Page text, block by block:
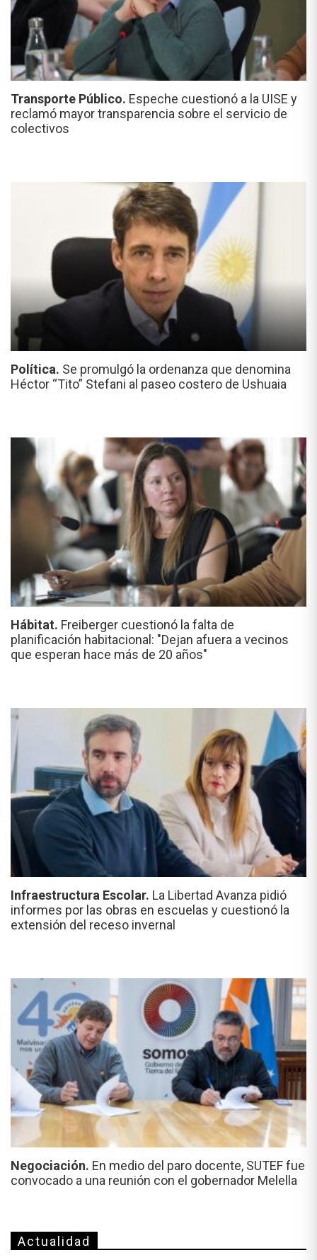
Transporte Público. Espeche cuestionó a la UISE y
reclamó mayor transparencia sobre el servicio de
colectivos
Política. Se promulgó la ordenanza que denomina
Héctor “Tito” Stefani al paseo costero de Ushuaia
Hábitat. Freiberger cuestionó la falta de
planificación habitacional: "Dejan afuera a vecinos
que esperan hace más de 20 años"
Infraestructura Escolar. La Libertad Avanza pidió
informes por las obras en escuelas y cuestionó la
extensión del receso invernal
Negociación. En medio del paro docente, SUTEF fue
convocado a una reunión con el gobernador Melella
Actualidad